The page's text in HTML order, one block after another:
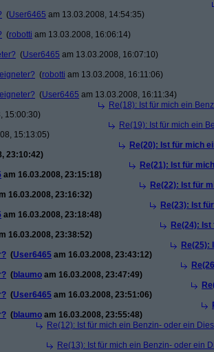
(User6465 am 13.03.2008, 14:54:35)
(robotti am 13.03.2008, 16:06:14)
(User6465 am 13.03.2008, 16:07:10)
(robotti am 13.03.2008, 16:11:06)
(User6465 am 13.03.2008, 16:11:34)
Re(18): Ist für mich ein
15:00:30)
Re(19): Ist für mich ein
15:13:05)
Re(20): Ist für mich
23:10:42)
Re(21): Ist für
am 16.03.2008, 23:15:18)
Re(22): Ist für
16.03.2008, 23:16:32)
Re(23): Ist
am 16.03.2008, 23:18:48)
Re(24):
16.03.2008, 23:38:52)
Re(25):
(User6465 am 16.03.2008, 23:43:12)
(blaumo am 16.03.2008, 23:47:49)
(User6465 am 16.03.2008, 23:51:06)
(blaumo am 16.03.2008, 23:55:48)
Re(12): Ist für mich ein Benzin- oder ein
Re(13): Ist für mich ein Benzin- oder ein